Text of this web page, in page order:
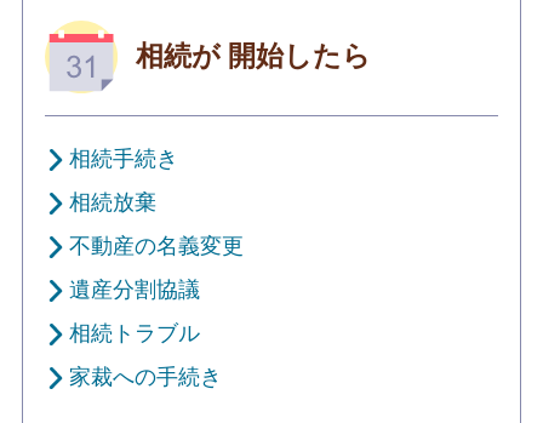
相続が開始したら
相続手続き
相続放棄
不動産の名義変更
遺産分割協議
相続トラブル
家裁への手続き